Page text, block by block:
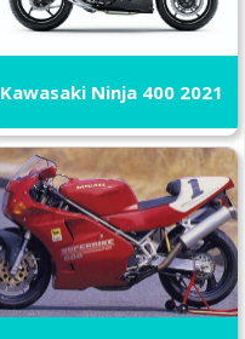
Kawasaki Ninja 400 2021